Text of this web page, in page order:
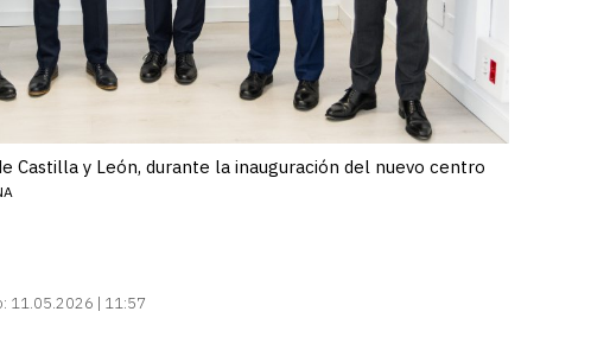
Castilla y León, durante la inauguración del nuevo centro
11.05.2026 | 11:57